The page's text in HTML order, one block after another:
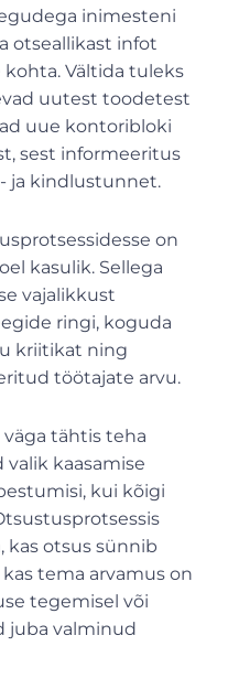
inimesteni
otseallikast infot
Vältida tuleks
uutest toodetest
uue kontoribloki
sest informeeritus
ja kindlustunnet.
on
kasulik. Sellega
vajalikkust
ringi, koguda
kriitikat ning
töötajate arvu.
väga tähtis teha
kaasamise
kui kõigi
kas otsus sünnib
tema arvamus on
tegemisel või
juba valminud